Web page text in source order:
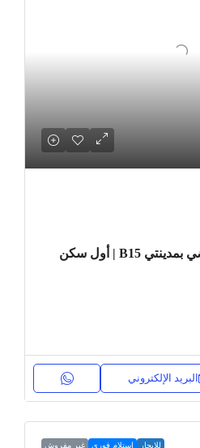
شقة 100م للإيجار الفاضي بمدينتي B15 | أول سكن
البريد الإلكتروني
للإيجار استلام فوري غير مفروش